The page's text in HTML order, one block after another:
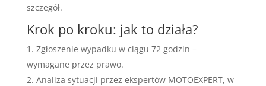
szczegół.
Krok po kroku: jak to działa?
Zgłoszenie wypadku w ciągu 72 godzin –
wymagane przez prawo.
Analiza sytuacji przez ekspertów MOTOEXPERT, w